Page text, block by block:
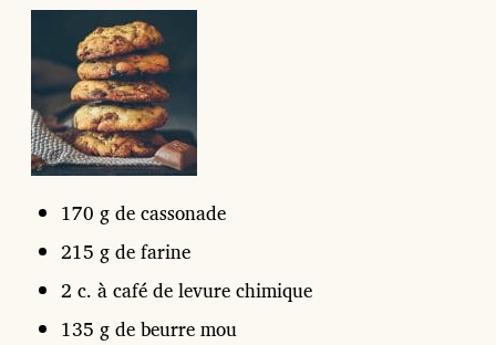
170 g de cassonade
215 g de farine
2 c. à café de levure chimique
135 g de beurre mou